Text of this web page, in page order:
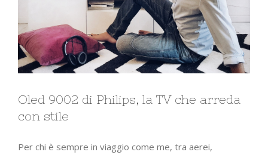
Oled 9002 di Philips, la TV che arreda
con stile
Per chi è sempre in viaggio come me, tra aerei,